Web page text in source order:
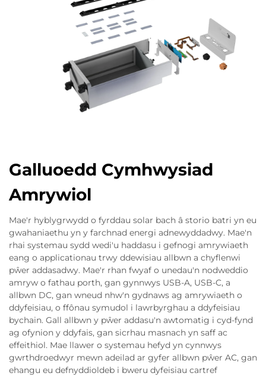
Galluoedd Cymhwysiad
Amrywiol
Mae'r hyblygrwydd o fyrddau solar bach â storio batri yn eu
gwahaniaethu yn y farchnad energi adnewyddadwy. Mae'n
rhai systemau sydd wedi'u haddasu i gefnogi amrywiaeth
eang o applicationau trwy ddewisiau allbwn a chyflenwi
pŵer addasadwy. Mae'r rhan fwyaf o unedau'n nodweddio
amryw o fathau porth, gan gynnwys USB-A, USB-C, a
allbwn DC, gan wneud nhw'n gydnaws ag amrywiaeth o
ddyfeisiau, o ffônau symudol i lawrbyrghau a ddyfeisiau
bychain. Gall allbwn y pŵer addasu'n awtomatig i cyd-fynd
ag ofynion y ddyfais, gan sicrhau masnach yn saff ac
effeithiol. Mae llawer o systemau hefyd yn cynnwys
gwrthdroedwyr mewn adeilad ar gyfer allbwn pŵer AC, gan
ehangu eu defnyddioldeb i bweru dyfeisiau cartref